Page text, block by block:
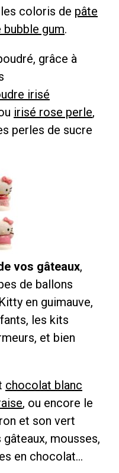
coloris de pâte
bubble gum.
grâce à
irisé
irisé rose perle,
perles de sucre
vos gâteaux,
de ballons
en guimauve,
les kits
et bien
chocolat blanc
, ou encore le
et son vert
gâteaux, mousses,
en chocolat…